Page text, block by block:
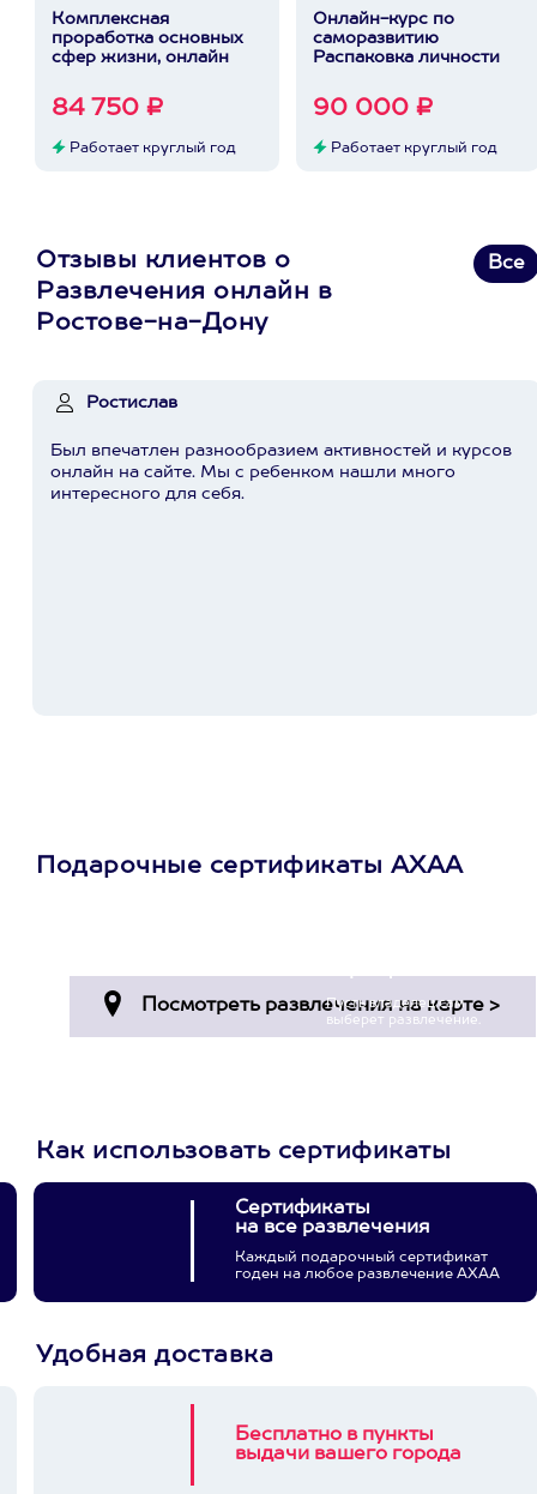
Комплексная
проработка основных
сфер жизни, онлайн
84 750 ₽
Работает круглый год
Онлайн-курс по
саморазвитию
Распаковка личности
90 000 ₽
Работает круглый год
Отзывы клиентов о
Развлечения онлайн в
Ростове-на-Дону
Все
Ростислав
Был впечатлен разнообразием активностей и курсов
онлайн на сайте. Мы с ребенком нашли много
интересного для себя.
Подарочные сертификаты АХАА
Пусть владелец сам
выберет развлечение.
Как использовать сертификаты
Сертификаты
на все развлечения
Каждый подарочный сертификат
годен на любое развлечение АХАА
Удобная доставка
Бесплатно в пункты
выдачи вашего города